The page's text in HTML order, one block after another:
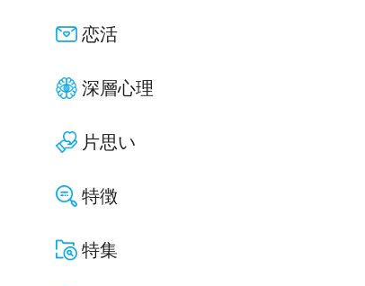
恋活
深層心理
片思い
特徴
特集